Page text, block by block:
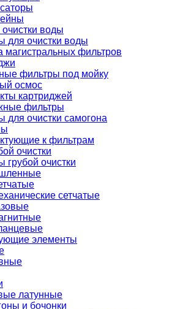
воды
для очистки воды
магистральных фильтров
фильтры под мойку
осмос
картриджей
фильтры
для очистки самогона
к фильтрам
очистки
грубой очистки
сетчатые
элементы
латунные
и бочонки